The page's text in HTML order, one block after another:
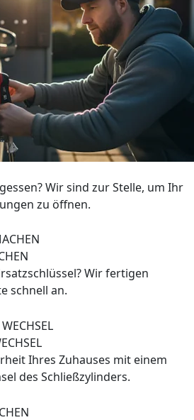
Wir sind zur Stelle, um Ihr
zu öffnen.
Wir fertigen
schnell an.
Ihres Zuhauses mit einem
des Schließzylinders.